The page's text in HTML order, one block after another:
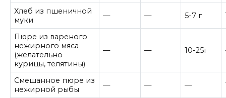
Хлеб из пшеничной
муки
— — 5-7 г
Пюре из вареного
нежирного мяса
(желательно
курицы, телятины)
— — 10-25г
Смешанное пюре из
нежирной рыбы
— — —